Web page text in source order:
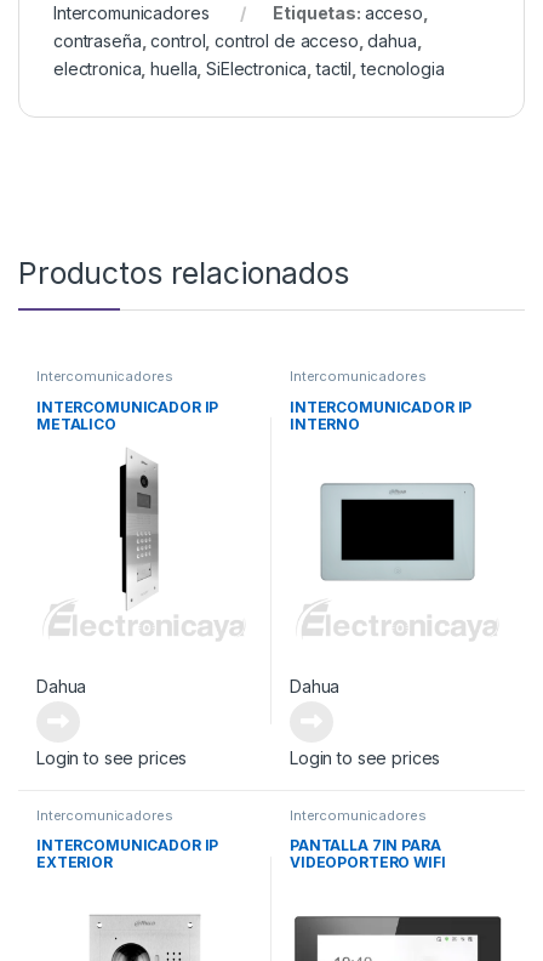
Intercomunicadores
Etiquetas: acceso
contraseña ,control ,control de acceso ,dahua
electronica ,huella ,SiElectronica ,tactil ,tecnologia
Productos relacionados
Intercomunicadores
INTERCOMUNICADOR IP
METALICO
Dahua
Login to see prices
Intercomunicadores
INTERCOMUNICADOR IP
INTERNO
Dahua
Login to see prices
Intercomunicadores
INTERCOMUNICADOR IP
EXTERIOR
Intercomunicadores
PANTALLA 7IN PARA
VIDEOPORTERO WIFI